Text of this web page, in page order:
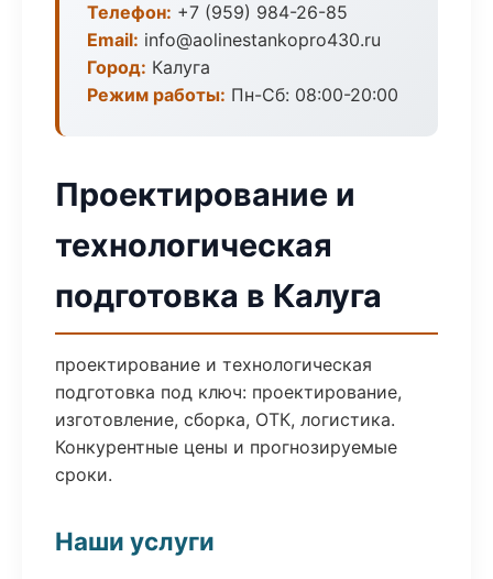
Телефон: +7 (959) 984-26-85
Email: info@aolinestankopro430.ru
Город: Калуга
Режим работы: Пн-Сб: 08:00-20:00
Проектирование и
технологическая
подготовка в Калуга
проектирование и технологическая
подготовка под ключ: проектирование,
изготовление, сборка, ОТК, логистика.
Конкурентные цены и прогнозируемые
сроки.
Наши услуги